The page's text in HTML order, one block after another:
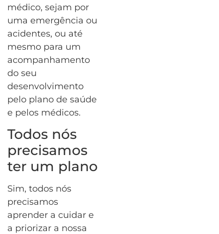
médico, sejam por
uma emergência ou
acidentes, ou até
mesmo para um
acompanhamento
do seu
desenvolvimento
pelo plano de saúde
e pelos médicos.
Todos nós
precisamos
ter um plano
Sim, todos nós
precisamos
aprender a cuidar e
a priorizar a nossa